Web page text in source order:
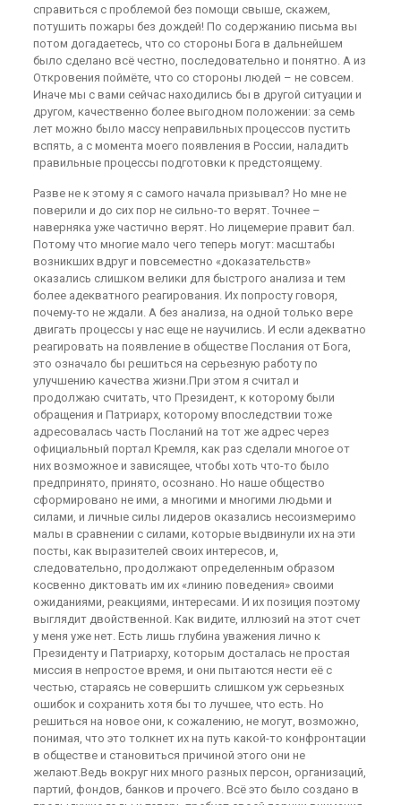
справиться с проблемой без помощи свыше, скажем,
потушить пожары без дождей! По содержанию письма вы
потом догадаетесь, что со стороны Бога в дальнейшем
было сделано всё честно, последовательно и понятно. А из
Откровения поймёте, что со стороны людей – не совсем.
Иначе мы с вами сейчас находились бы в другой ситуации и
другом, качественно более выгодном положении: за семь
лет можно было массу неправильных процессов пустить
вспять, а с момента моего появления в России, наладить
правильные процессы подготовки к предстоящему.
Разве не к этому я с самого начала призывал? Но мне не
поверили и до сих пор не сильно-то верят. Точнее –
наверняка уже частично верят. Но лицемерие правит бал.
Потому что многие мало чего теперь могут: масштабы
возникших вдруг и повсеместно «доказательств»
оказались слишком велики для быстрого анализа и тем
более адекватного реагирования. Их попросту говоря,
почему-то не ждали. А без анализа, на одной только вере
двигать процессы у нас еще не научились. И если адекватно
реагировать на появление в обществе Послания от Бога,
это означало бы решиться на серьезную работу по
улучшению качества жизни.При этом я считал и
продолжаю считать, что Президент, к которому были
обращения и Патриарх, которому впоследствии тоже
адресовалась часть Посланий на тот же адрес через
официальный портал Кремля, как раз сделали многое от
них возможное и зависящее, чтобы хоть что-то было
предпринято, принято, осознано. Но наше общество
сформировано не ими, а многими и многими людьми и
силами, и личные силы лидеров оказались несоизмеримо
малы в сравнении с силами, которые выдвинули их на эти
посты, как выразителей своих интересов, и,
следовательно, продолжают определенным образом
косвенно диктовать им их «линию поведения» своими
ожиданиями, реакциями, интересами. И их позиция поэтому
выглядит двойственной. Как видите, иллюзий на этот счет
у меня уже нет. Есть лишь глубина уважения лично к
Президенту и Патриарху, которым досталась не простая
миссия в непростое время, и они пытаются нести её с
честью, стараясь не совершить слишком уж серьезных
ошибок и сохранить хотя бы то лучшее, что есть. Но
решиться на новое они, к сожалению, не могут, возможно,
понимая, что это толкнет их на путь какой-то конфронтации
в обществе и становиться причиной этого они не
желают.Ведь вокруг них много разных персон, организаций,
партий, фондов, банков и прочего. Всё это было создано в